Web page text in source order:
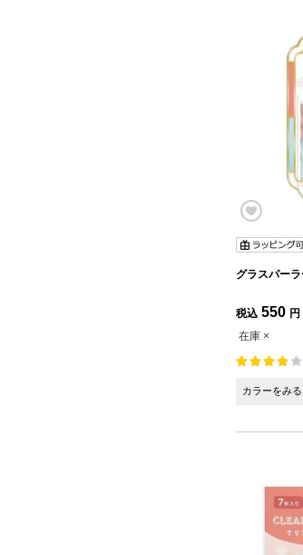
税込 550 円
在庫 ×
カラーをみる